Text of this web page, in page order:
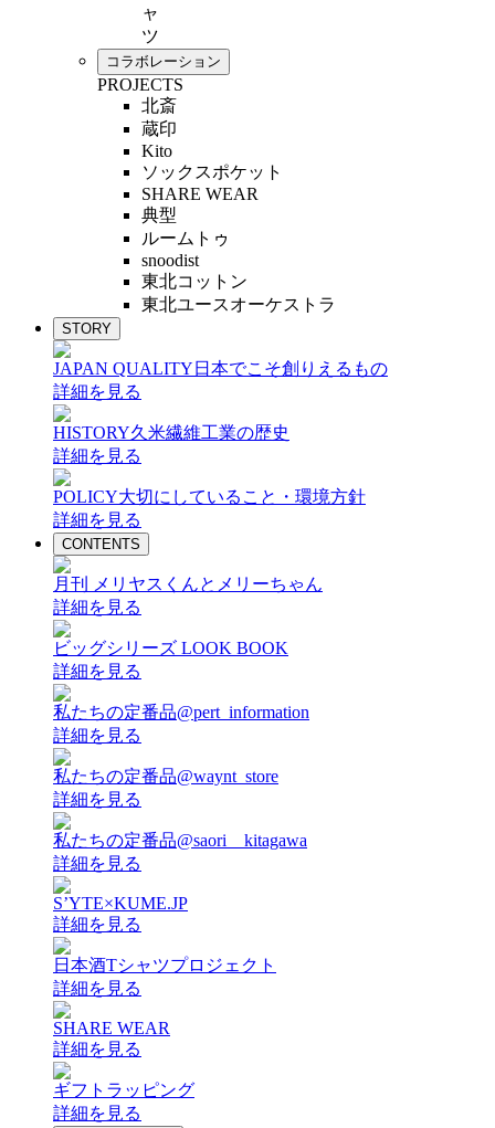
ャ
ツ
コラボレーション
PROJECTS
北斎
蔵印
Kito
ソックスポケット
SHARE WEAR
典型
ルームトゥ
snoodist
東北コットン
東北ユースオーケストラ
STORY
JAPAN QUALITY 日本でこそ創りえるもの
詳細を見る
HISTORY久米繊維工業の歴史
詳細を見る
POLICY大切にしていること・環境方針
詳細を見る
CONTENTS
月刊 メリヤスくんとメリーちゃん
詳細を見る
ビッグシリーズ LOOK BOOK
詳細を見る
私たちの定番品@pert_information
詳細を見る
私たちの定番品@waynt_store
詳細を見る
私たちの定番品@saori__kitagawa
詳細を見る
S’YTE×KUME.JP
詳細を見る
日本酒Tシャツプロジェクト
詳細を見る
SHARE WEAR
詳細を見る
ギフトラッピング
詳細を見る